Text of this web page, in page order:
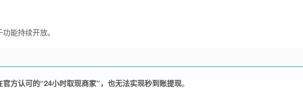
能持续开放。
方认可的“24小时取现商家”，也无法实现秒到账提现。